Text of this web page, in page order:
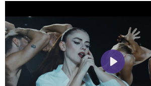
Play